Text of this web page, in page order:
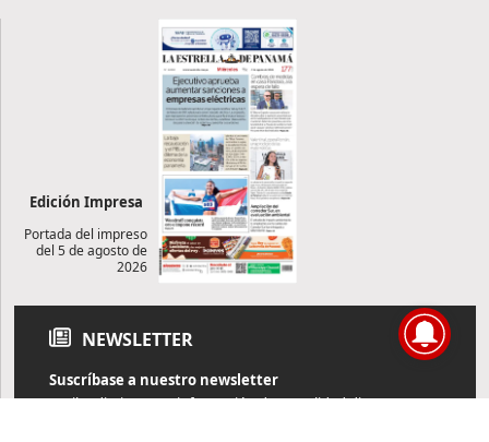
Edición Impresa
Portada del impreso
del 5 de agosto de
2026
NEWSLETTER
Suscríbase a nuestro newsletter
Reciba diariamente información de actualidad directamente en